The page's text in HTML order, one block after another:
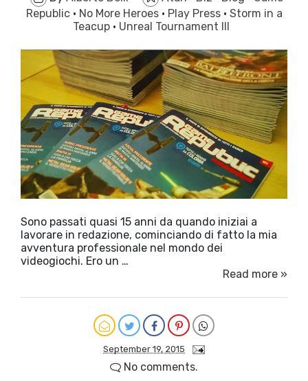
Republic · No More Heroes · Play Press · Storm in a
Teacup · Unreal Tournament III
Sono passati quasi 15 anni da quando iniziai a
lavorare in redazione, cominciando di fatto la mia
avventura professionale nel mondo dei
videogiochi. Ero un …
Read more »
September 19, 2015
No comments.